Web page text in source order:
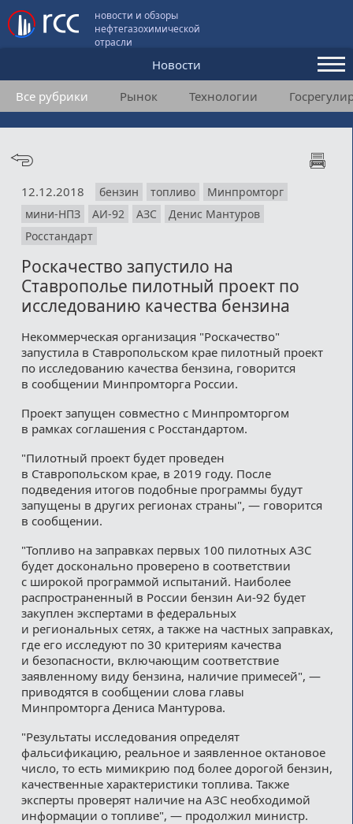
новости и обзоры
нефтегазохимической
отрасли
Новости
Аналитика и мнения
Конференции
Подписка
Медиакит
Все рубрики Рынок Технологии
12.12.2018 бензин топливо
Минпромторг
мини-НПЗ
АИ-92 АЗС
Денис Мантуров
Росстандарт
Роскачество запустило на
Ставрополье пилотный проект по
исследованию качества бензина
Некоммерческая организация "Роскачество"
запустила в Ставропольском крае пилотный проект
по исследованию качества бензина, говорится
в сообщении Минпромторга России.
Проект запущен совместно с Минпромторгом
в рамках соглашения с Росстандартом.
"Пилотный проект будет проведен
в Ставропольском крае, в 2019 году. После
подведения итогов подобные программы будут
запущены в других регионах страны", — говорится
в сообщении.
"Топливо на заправках первых 100 пилотных АЗС
будет досконально проверено в соответствии
с широкой программой испытаний. Наиболее
распространенный в России бензин Аи-92 будет
закуплен экспертами в федеральных
и региональных сетях, а также на частных заправках,
где его исследуют по 30 критериям качества
и безопасности, включающим соответствие
заявленному виду бензина, наличие примесей", —
приводятся в сообщении слова главы
Минпромторга Дениса Мантурова.
"Результаты исследования определят
фальсификацию, реальное и заявленное октановое
число, то есть мимикрию под более дорогой бензин,
качественные характеристики топлива. Также
эксперты проверят наличие на АЗС необходимой
информации о топливе", — продолжил министр.